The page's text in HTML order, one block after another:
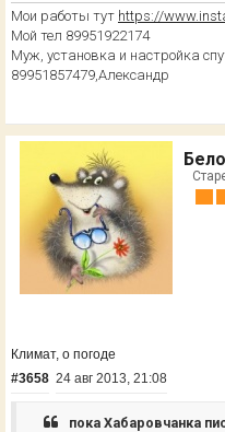
Мои работы тут https://
Мой тел 89951922174
Муж, установка и настройка
89951857479,Александр
Климат, о погоде
#3658 24 авг 2013, 21:08
пока Хабаровчанка